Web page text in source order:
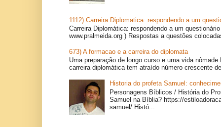
1112) Carreira Diplomatica: respondendo a um
Carreira Diplomática: respondendo a um
www.pralmeida.org ) Respostas a questões
673) A formacao e a carreira do diplomata
Uma preparação de longo curso e uma vida nômade
carreira diplomática tem atraído número crescente
Historia do profeta Samuel:
Personagens Bíblicos / História do
Samuel na Bíblia? https://
samuel/ Histó...